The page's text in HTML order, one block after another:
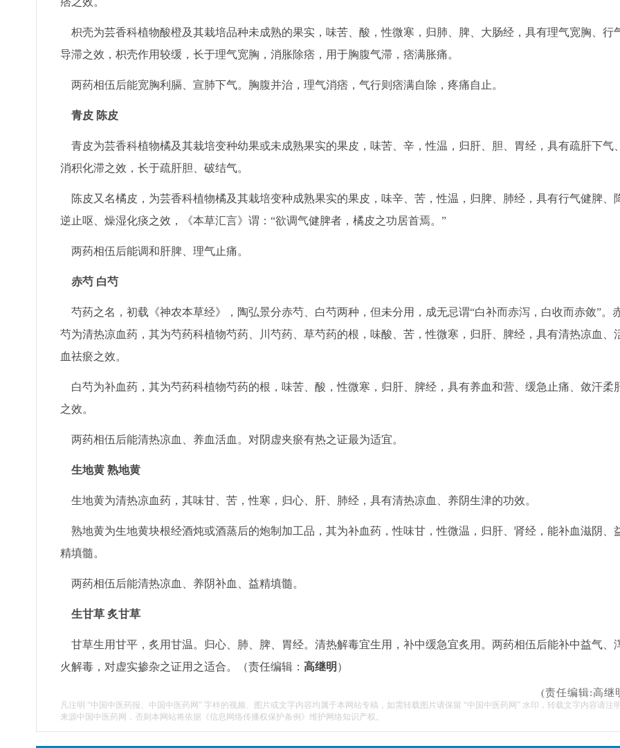
枳壳为芸香科植物酸橙及其栽培品种未成熟的果实，味苦、酸，性微寒，归肺、脾、大肠经，具有理气宽胸、行
导滞之效，枳壳作用较缓，长于理气宽胸，消胀除痞，用于胸腹气滞，痞满胀痛。
两药相伍后能宽胸利膈、宣肺下气。胸腹并治，理气消痞，气行则痞满自除，疼痛自止。
青皮 陈皮
青皮为芸香科植物橘及其栽培变种幼果或未成熟果实的果皮，味苦、辛，性温，归肝、胆、胃经，具有疏肝下气、
消积化滞之效，长于疏肝胆、破结气。
陈皮又名橘皮，为芸香科植物橘及其栽培变种成熟果实的果皮，味辛、苦，性温，归脾、肺经，具有行气健脾、
逆止呕、燥湿化痰之效，《本草汇言》谓：“欲调气健脾者，橘皮之功居首焉。”
两药相伍后能调和肝脾、理气止痛。
赤芍 白芍
芍药之名，初载《神农本草经》，陶弘景分赤芍、白芍两种，但未分用，成无忌谓“白补而赤泻，白收而赤敛”。
芍为清热凉血药，其为芍药科植物芍药、川芍药、草芍药的根，味酸、苦，性微寒，归肝、脾经，具有清热凉血、
血祛瘀之效。
白芍为补血药，其为芍药科植物芍药的根，味苦、酸，性微寒，归肝、脾经，具有养血和营、缓急止痛、敛汗柔
之效。
两药相伍后能清热凉血、养血活血。对阴虚夹瘀有热之证最为适宜。
生地黄 熟地黄
生地黄为清热凉血药，其味甘、苦，性寒，归心、肝、肺经，具有清热凉血、养阴生津的功效。
熟地黄为生地黄块根经酒炖或酒蒸后的炮制加工品，其为补血药，性味甘，性微温，归肝、肾经，能补血滋阴、
精填髓。
两药相伍后能清热凉血、养阴补血、益精填髓。
生甘草 炙甘草
甘草生用甘平，炙用甘温。归心、肺、脾、胃经。清热解毒宜生用，补中缓急宜炙用。两药相伍后能补中益气、
火解毒，对虚实掺杂之证用之适合。（责任编辑： 高继明 ）
(责任编辑:高继
凡注明 “中国中医药报、中国中医药网” 字样的视频、图片或文字内容均属于本网站专稿，如需转载图片请保留 “中国中医药网” 水印，转载文字内容请注明
来源中国中医药网，否则本网站将依据《信息网络传播权保护条例》维护网络知识产权。